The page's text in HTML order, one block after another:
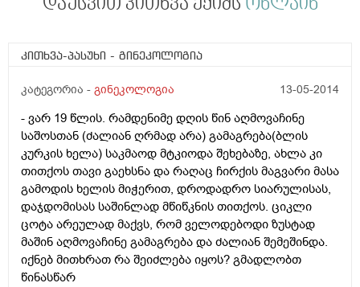
დაუსვით კითხვა ექიმს ონლაინ
კითხვა-პასუხი - გინეკოლოგია
კატეგორია - გინეკოლოგია 13-05-2014
- ვარ 19 წლის. რამდენიმე დღის წინ აღმოვაჩინე
საშოსთან (ძალიან ღრმად არა) გამაგრება(ბლის
კურკის ხელა) საკმაოდ მტკიოდა შეხებაზე, ახლა კი
თითქოს თავი გაეხსნა და რაღაც ჩირქის მაგვარი მასა
გამოდის ხელის მიჭერით, დროდადრო სიარულისას,
დაჯდომისას საშინლად მწიწკნის თითქოს. ციკლი
ცოტა არეულად მაქვს, რომ ველოდებოდი ზუსტად
მაშინ აღმოვაჩინე გამაგრება და ძალიან შემეშინდა.
იქნებ მითხრათ რა შეიძლება იყოს? გმადლობთ
წინასწარ